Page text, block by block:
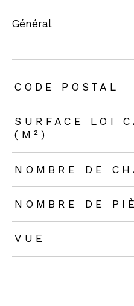
général
CODE POSTAL
SURFACE LOI
(M²)
NOMBRE DE
NOMBRE DE
VUE